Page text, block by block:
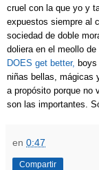
cruel con la que yo y
expuestos siempre al
sociedad de doble
doliera en el meollo
DOES get better,
niñas bellas, mágicas
a propósito porque no
son las importantes.
en 0:47
Compartir